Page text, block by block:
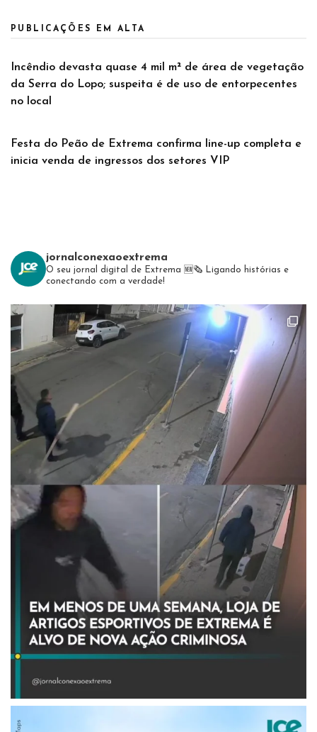
PUBLICAÇÕES EM ALTA
Incêndio devasta quase 4 mil m² de área de vegetação
da Serra do Lopo; suspeita é de uso de entorpecentes
no local
Festa do Peão de Extrema confirma line-up completa e
inicia venda de ingressos dos setores VIP
jornalconexaoextrema
O seu jornal digital de Extrema 🆕️🗞 Ligando histórias e
conectando com a verdade!